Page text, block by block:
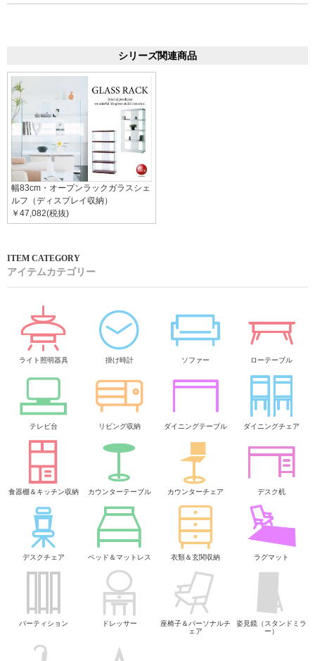
シリーズ関連商品
幅83cm・オープンラックガラスシェ
ルフ（ディスプレイ収納）
￥47,082(税抜)
アイテムカテゴリー
ライト照明器具 掛け時計 ソファー ローテーブル
テレビ台 リビング収納 ダイニングテーブル ダイニングチェア
食器棚＆キッチン収納 カウンターテーブル カウンターチェア デスク机
デスクチェア ベッド＆マットレス 衣類＆玄関収納 ラグマット
パーティション ドレッサー
座椅子＆パーソナルチ
ェア
姿見鏡（スタンドミラ
ー）